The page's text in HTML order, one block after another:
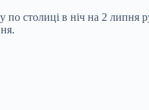
столиці в ніч на 2 липня